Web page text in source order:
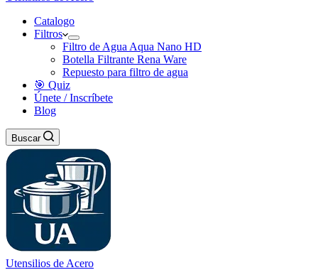
Catalogo
Filtros
Filtro de Agua Aqua Nano HD
Botella Filtrante Rena Ware
Repuesto para filtro de agua
🎯 Quiz
Únete / Inscríbete
Blog
Buscar
Utensilios de Acero